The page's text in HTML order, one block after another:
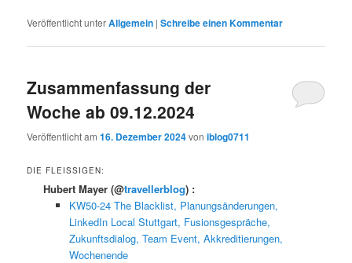
Veröffentlicht unterAllgemein |Schreibe einen Kommentar
Zusammenfassung der
Woche ab 09.12.2024
Veröffentlicht am16. Dezember 2024voniblog0711
DIE FLEISSIGEN:
Hubert Mayer(@travellerblog) :
KW50-24 The Blacklist, Planungsänderungen,
LinkedIn Local Stuttgart, Fusionsgespräche,
Zukunftsdialog, Team Event, Akkreditierungen,
Wochenende